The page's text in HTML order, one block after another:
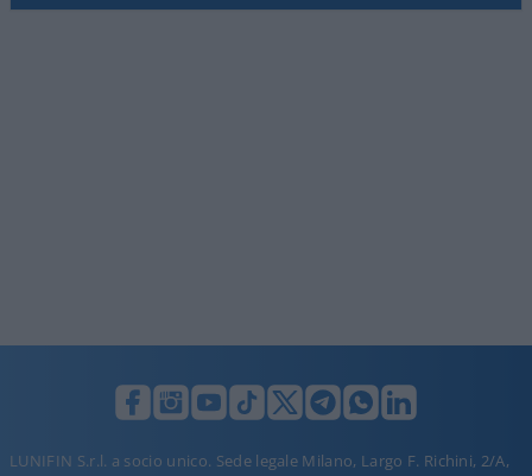
LUNIFIN S.r.l. a socio unico. Sede legale Milano, Largo F. Richini, 2/A,